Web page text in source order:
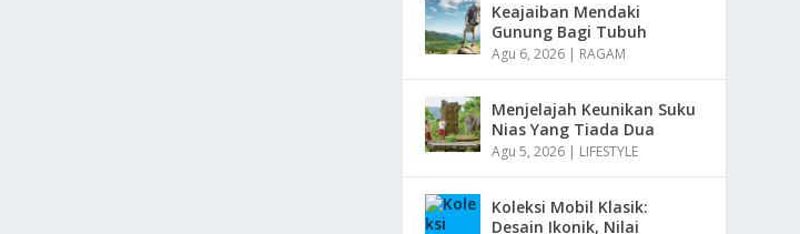
Keajaiban Mendaki
Gunung Bagi Tubuh
Agu 6, 2026 | RAGAM
Menjelajah Keunikan Suku
Nias Yang Tiada Dua
Agu 5, 2026 | LIFESTYLE
Koleksi Mobil Klasik:
Desain Ikonik, Nilai